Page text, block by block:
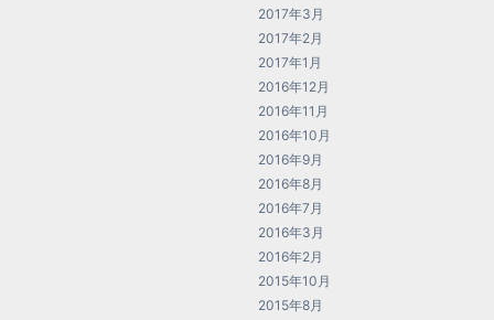
2017年3月
2017年2月
2017年1月
2016年12月
2016年11月
2016年10月
2016年9月
2016年8月
2016年7月
2016年3月
2016年2月
2015年10月
2015年8月